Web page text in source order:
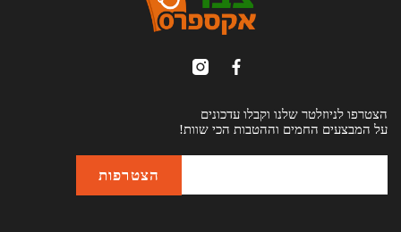
הצטרפו לניוזלטר שלנו וקבלו עדכונים
על המבצעים החמים וההטבות הכי שוות!